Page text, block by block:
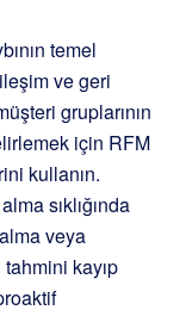
temel
ve geri
gruplarının
için RFM
kullanın.
sıklığında
veya
kayıp